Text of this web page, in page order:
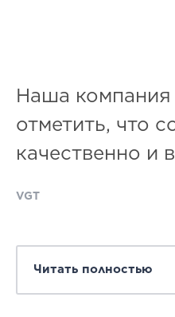
Наша компания
отметить, что
качественно и
VGT
Читать полностью